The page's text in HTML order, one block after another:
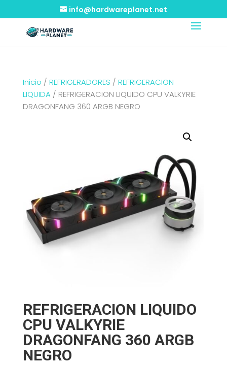
info@hardwareplanet.net
Inicio / REFRIGERADORES / REFRIGERACION
LIQUIDA/ REFRIGERACION LIQUIDO CPU VALKYRIE
DRAGONFANG 360 ARGB NEGRO
REFRIGERACION LIQUIDO
CPU VALKYRIE
DRAGONFANG 360 ARGB
NEGRO